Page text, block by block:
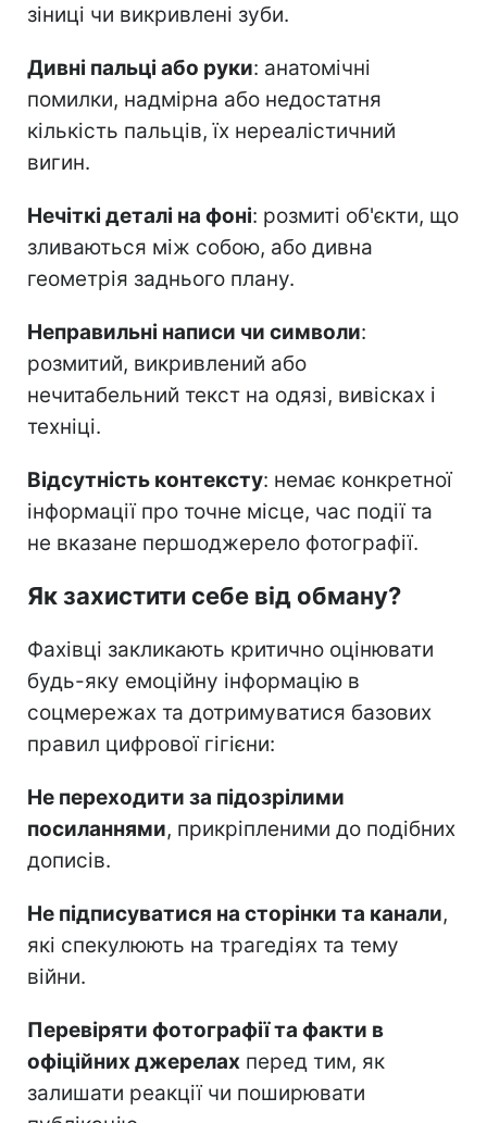
зіниці чи викривлені зуби.
Дивні пальці або руки: анатомічні
помилки, надмірна або недостатня
кількість пальців, їх нереалістичний
вигин.
Нечіткі деталі на фоні: розмиті об'єкти, що
зливаються між собою, або дивна
геометрія заднього плану.
Неправильні написи чи символи:
розмитий, викривлений або
нечитабельний текст на одязі, вивісках і
техніці.
Відсутність контексту: немає конкретної
інформації про точне місце, час події та
не вказане першоджерело фотографії.
Як захистити себе від обману?
Фахівці закликають критично оцінювати
будь-яку емоційну інформацію в
соцмережах та дотримуватися базових
правил цифрової гігієни:
Не переходити за підозрілими
посиланнями, прикріпленими до подібних
дописів.
Не підписуватися на сторінки та канали,
які спекулюють на трагедіях та тему
війни.
Перевіряти фотографії та факти в
офіційних джерелах перед тим, як
залишати реакції чи поширювати